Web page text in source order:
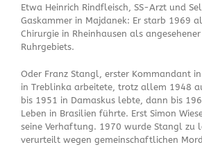
Etwa Heinrich Rindfleisch, SS-Arzt und
Gaskammer in Majdanek: Er starb 1969
Chirurgie in Rheinhausen als
Ruhrgebiets.
Oder Franz Stangl, erster Kommandant
in Treblinka arbeitete, trotz allem 1948
bis 1951 in Damaskus lebte, dann bis
Leben in Brasilien führte. Erst Simon
seine Verhaftung. 1970 wurde Stangl zu
verurteilt wegen gemeinschaftlichen